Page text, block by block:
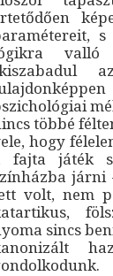
s
valló
többé
hogy
fajta játék
járni
volt, nem
sincs